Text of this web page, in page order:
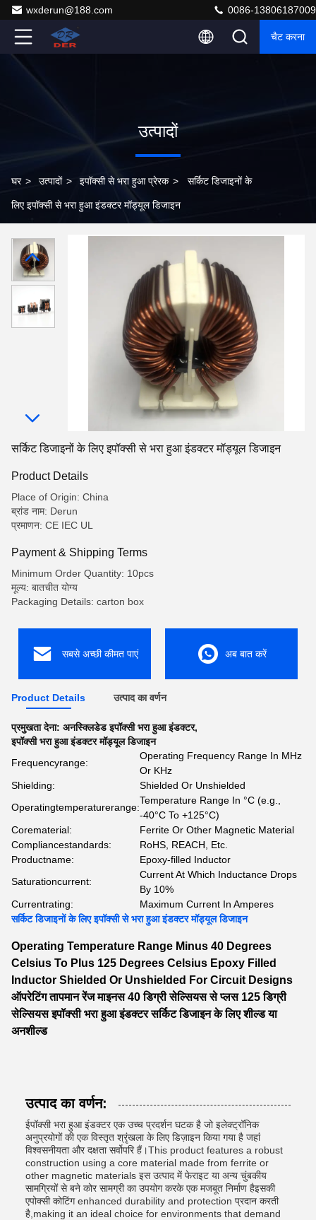
wxderun@188.com 0086-13806187009
चैट करना
उत्पादों
घर > उत्पादों > इपॉक्सी से भरा हुआ प्रेरक > सर्किट डिजाइनों के
लिए इपॉक्सी से भरा हुआ इंडक्टर मॉड्यूल डिजाइन
सर्किट डिजाइनों के लिए इपॉक्सी से भरा हुआ इंडक्टर मॉड्यूल डिजाइन
Product Details
Place of Origin: China
ब्रांड नाम: Derun
प्रमाणन: CE IEC UL
Payment & Shipping Terms
Minimum Order Quantity: 10pcs
मूल्य: बातचीत योग्य
Packaging Details: carton box
सबसे अच्छी कीमत पाएं अब बात करें
Product Details उत्पाद का वर्णन
प्रमुखता देना: अनस्क्लिडेड इपॉक्सी भरा हुआ इंडक्टर,
इपॉक्सी भरा हुआ इंडक्टर मॉड्यूल डिजाइन
Frequencyrange:
Operating Frequency Range In MHz
Or KHz
Shielding:
Shielded Or Unshielded
Operatingtemperaturerange:
Temperature Range In °C (e.g.,
-40°C To +125°C)
Corematerial:
Ferrite Or Other Magnetic Material
Compliancestandards:
RoHS, REACH, Etc.
Productname:
Epoxy-filled Inductor
Saturationcurrent:
Current At Which Inductance Drops
By 10%
Currentrating:
Maximum Current In Amperes
सर्किट डिजाइनों के लिए इपॉक्सी से भरा हुआ इंडक्टर मॉड्यूल डिजाइन
Operating Temperature Range Minus 40 Degrees
Celsius To Plus 125 Degrees Celsius Epoxy Filled
Inductor Shielded Or Unshielded For Circuit Designs
ऑपरेटिंग तापमान रेंज माइनस 40 डिग्री सेल्सियस से प्लस 125 डिग्री
सेल्सियस इपॉक्सी भरा हुआ इंडक्टर सर्किट डिजाइन के लिए शील्ड या
अनशील्ड
उत्पाद का वर्णन:
ईपॉक्सी भरा हुआ इंडक्टर एक उच्च प्रदर्शन घटक है जो इलेक्ट्रॉनिक
अनुप्रयोगों की एक विस्तृत श्रृंखला के लिए डिज़ाइन किया गया है जहां
विश्वसनीयता और दक्षता सर्वोपरि हैं।This product features a robust
construction using a core material made from ferrite or
other magnetic materials इस उत्पाद में फेराइट या अन्य चुंबकीय
सामग्रियों से बने कोर सामग्री का उपयोग करके एक मजबूत निर्माण हैइसकी
एपोक्सी कोटिंग enhanced durability and protection प्रदान करती
है,making it an ideal choice for environments that demand